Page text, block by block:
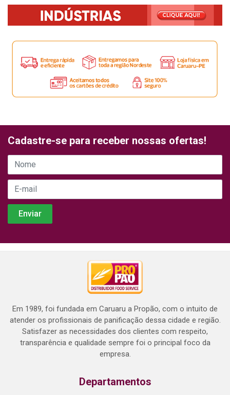
Cadastre-se para receber nossas ofertas!
Em 1989, foi fundada em Caruaru a Propão, com o intuito de
atender os profissionais de panificação dessa cidade e região.
Satisfazer as necessidades dos clientes com respeito,
transparência e qualidade sempre foi o principal foco da
empresa.
Departamentos